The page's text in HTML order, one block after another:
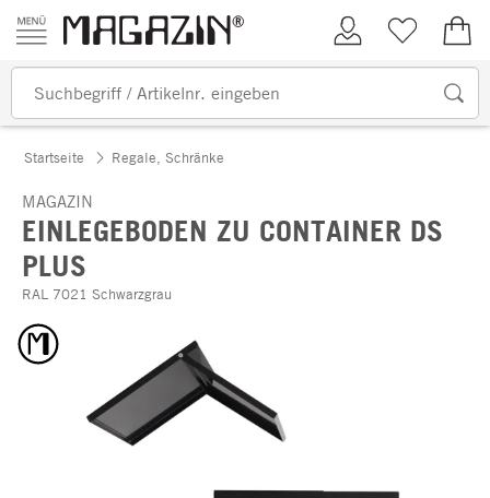
Zum Inhalt springen
Kundenkonto
Merkliste
Startseite Regale, Schränke
MAGAZIN
EINLEGEBODEN ZU CONTAINER DS
PLUS
RAL 7021 Schwarzgrau